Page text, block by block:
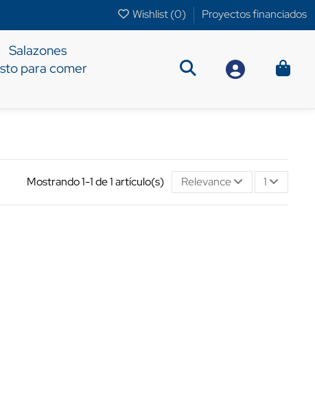
Wishlist (0) Proyectos financiados
Salazones
para comer
Mostrando 1-1 de 1 artículo(s) Relevance 1